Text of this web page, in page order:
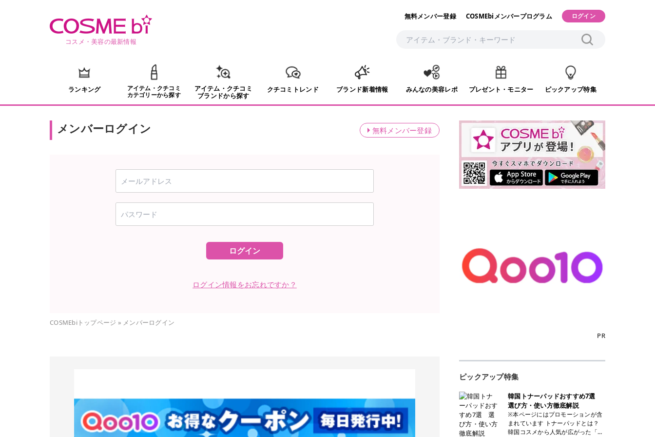
コスメ・美容の最新情報
無料メンバー登録 COSMEbiメンバープログラム ログイン
ランキング
アイテム・クチコミ
カテゴリーから探す
アイテム・クチコミ
ブランドから探す
クチコミトレンド ブランド新着情報 みんなの美容レポ プレゼント・モニター ピックアップ特集
メンバーログイン 無料メンバー登録
ログイン
ログイン情報をお忘れですか？
COSMEbiトップページ » メンバーログイン
PR
ピックアップ特集
韓国トナーパッドおすすめ7選
選び方・使い方徹底解説
※本ページにはプロモーションが含
まれています トナーパッドとは？
韓国コスメから人気が広がった「ト